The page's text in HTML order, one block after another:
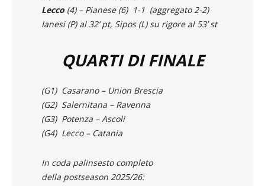
(C) al 15’, De Marco (P) al 22’ st
Lecco(4) – Pianese (6) 1-1 (aggregato 2-2)
QUARTI DI FINALE
(G1) Casarano – Union Brescia
(G2) Salernitana – Ravenna
(G3) Potenza – Ascoli
In coda palinsesto completo